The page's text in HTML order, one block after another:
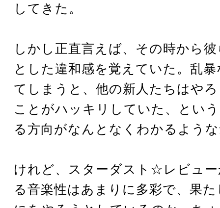
してきた。
しかし正直言えば、その時から
とした違和感を覚えていた。乱
てしまうと、他の新人たちはや
ことがハッキリしていた、とい
る方向がなんとなくわかるよう
けれど、スターダスト☆レビュ
る音楽性はあまりに多彩で、果